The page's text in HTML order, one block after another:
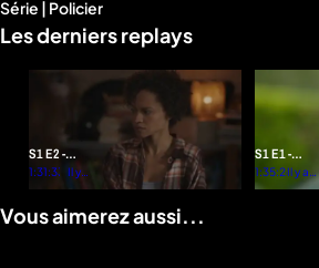
Série | Policier
Les derniers replays
S1 E2 -
Mauvaise
leçon
1:31:33 Il y a
3
S1 E1 -
Bellefond
1:35:26Il y a 4
mois
Vous aimerez aussi...